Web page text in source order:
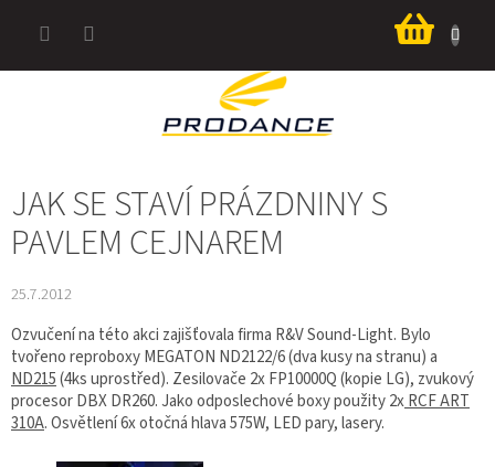
košík
JAK SE STAVÍ PRÁZDNINY S
PAVLEM CEJNAREM
25.7.2012
Ozvučení na této akci zajišťovala firma R&V Sound-Light. Bylo
tvořeno reproboxy MEGATON ND2122/6 (dva kusy na stranu) a
ND215(4ks uprostřed). Zesilovače 2x FP10000Q (kopie LG), zvukový
procesor DBX DR260. Jako odposlechové boxy použity 2xRCF ART
310A. Osvětlení 6x otočná hlava 575W, LED pary, lasery.